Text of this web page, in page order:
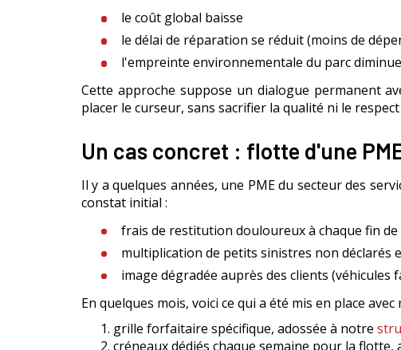
le coût global baisse
le délai de réparation se réduit (moins de
l'empreinte environnementale du parc
Cette approche suppose un dialogue permanent
placer le curseur, sans sacrifier la qualité ni le
Un cas concret : flotte d'une
Il y a quelques années, une PME du secteur des
constat initial :
frais de restitution douloureux à chaque fin
multiplication de petits sinistres non déclarés
image dégradée auprès des clients (véhicules
En quelques mois, voici ce qui a été mis en place
grille forfaitaire spécifique, adossée à notre
créneaux dédiés chaque semaine pour la